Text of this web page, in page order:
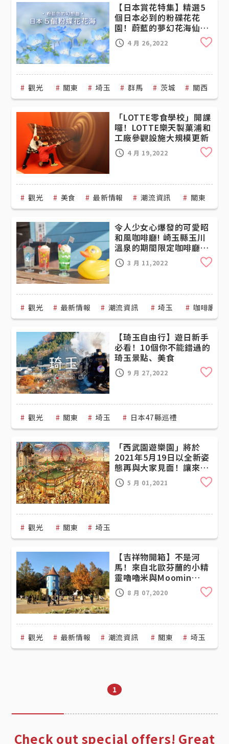
【日本賞花特集】精選5
個日本必到的粉碟花花
園！蔚藍的夢幻花海仙景
讓你快門停不下來！
4 月 26,2022
觀光 關東 埼玉 群馬 茨城 關西
「LOTTE零食學校」開課
囉！LOTTE樂天製菓浦和
工廠參觀設施大規模更新
4 月 19,2022
觀光 美食 最新情報 潮流資訊 關東
令人少女心爆發的可愛昭
和風咖啡廳! 崎玉縣玉川
溫泉的期間限定咖啡廳
「喫茶アデリアーノ」
3 月 11,2022
觀光 最新情報 潮流資訊 埼玉 咖啡廳
【琦玉自由行】遊日新手
必看！10個你不能錯過的
琦玉景點、美食
9 月 27,2022
觀光 關東 埼玉 日本47縣巡禮
「西武園遊樂園」將於
2021年5月19日以全新姿
態再與大家見面！讓來賓
都幸福感滿滿的原因到底
是?5 月 01,2021
觀光 關東 埼玉
【吉祥物開箱】不是河
馬！來自北歐芬蘭的小精
靈嚕嚕米與Moomin
Valley Park介紹
8 月 07,2020
觀光 最新情報 潮流資訊 關東 埼玉
1
Check out special offers! Great